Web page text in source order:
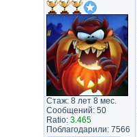
Стаж: 8 лет 8 мес.
Сообщений: 50
Ratio: 3.465
Поблагодарили: 7566